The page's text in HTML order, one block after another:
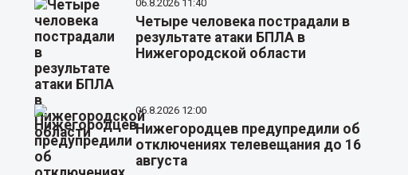
06.8.2026 11:40
Четыре человека пострадали в
результате атаки БПЛА в
Нижегородской области
06.8.2026 12:00
Нижегородцев предупредили об
отключениях телевещания до 16
августа